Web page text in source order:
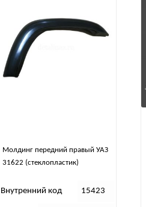
Молдинг передний правый УАЗ
31622 (стеклопластик)
Внутренний код 15423